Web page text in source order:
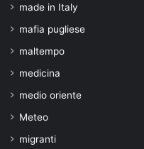
made in Italy
mafia pugliese
maltempo
medicina
medio oriente
Meteo
migranti